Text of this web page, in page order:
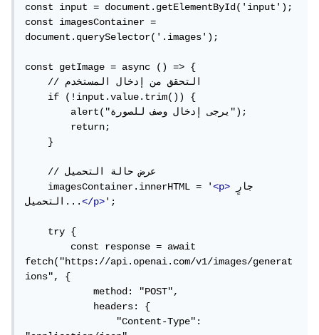
const input = document.getElementById('input');
const imagesContainer =
document.querySelector('.images');
const getImage = async () => {
    // التحقق من إدخال المستخدم
    if (!input.value.trim()) {
        alert("يرجى إدخال وصف للصورة");
        return;
    }
    // عرض حالة التحميل
    imagesContainer.innerHTML = '
<p>
التحميل...</p>';
    try {
        const response = await
fetch("https://api.openai.com/v1/images/generat
ions", {
            method: "POST",
            headers: {
                "Content-Type":